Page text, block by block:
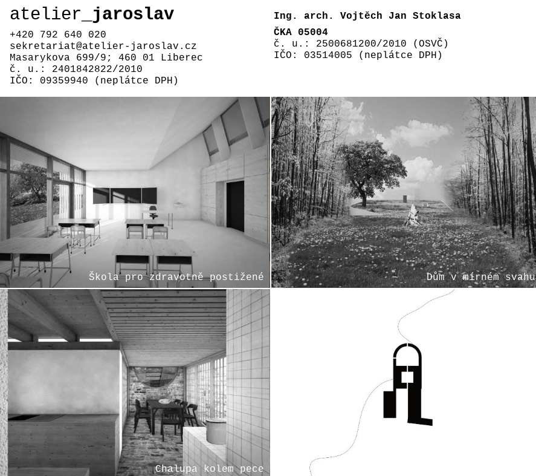
atelier_ jaroslav
+420 792 640 020
sekretariat@atelier-jaroslav.cz
Masarykova 699/9; 460 01 Liberec
č. u.: 2401842822/2010
IČO: 09359940 (neplátce DPH)
Ing. arch. Vojtěch Jan Stoklasa
ČKA 05004
č. u.: 2500681200/2010 (OSVČ)
IČO: 03514005 (neplátce DPH)
Škola pro zdravotně postižené Dům v mírném svahu
Chalupa kolem pece